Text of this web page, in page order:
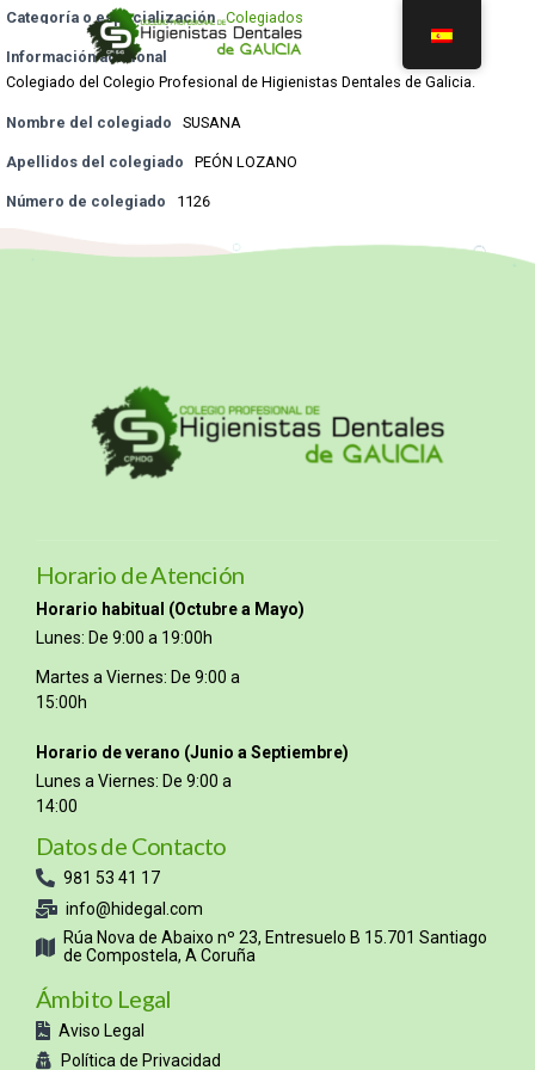
Categoría o especialización Colegiados
Información adicional
Colegiado del Colegio Profesional de Higienistas Dentales de Galicia.
Nombre del colegiado SUSANA
Apellidos del colegiado PEÓN LOZANO
Número de colegiado 1126
Horario de Atención
Horario habitual (Octubre a Mayo)
Lunes: De 9:00 a 19:00h
Martes a Viernes: De 9:00 a
15:00h
Horario de verano (Junio a Septiembre)
Lunes a Viernes: De 9:00 a
14:00
Datos de Contacto
981 53 41 17
info@hidegal.com
Rúa Nova de Abaixo nº 23, Entresuelo B 15.701 Santiago
de Compostela, A Coruña
Ámbito Legal
Aviso Legal
Política de Privacidad